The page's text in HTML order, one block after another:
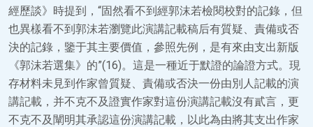
經歷談》時提到，“固然看不到經郭沫若檢閱校對的記錄，但
也異樣看不到郭沫若瀏覽此演講記載稿后有質疑、責備或否
決的記錄，鑒于其主要價值，參照先例，是有來由支出新版
《郭沫若選集》的”(16)。這是一種近于默證的論證方式。現
存材料未見到作家曾質疑、責備或否決一份由別人記載的演
講記載，并不克不及證實作家對這份演講記載沒有貳言，更
不克不及闡明其承認這份演講記載，以此為由將其支出作家